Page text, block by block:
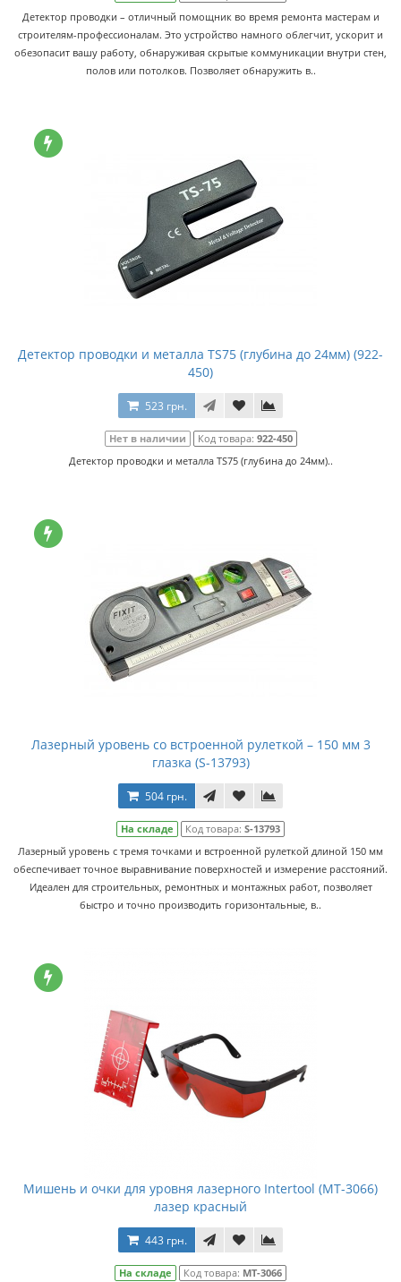
Детектор проводки – отличный помощник во время ремонта мастерам и
строителям-профессионалам. Это устройство намного облегчит, ускорит и
обезопасит вашу работу, обнаруживая скрытые коммуникации внутри стен,
полов или потолков. Позволяет обнаружить в..
Детектор проводки и металла TS75 (глубина до 24мм) (922-
450)
523 грн.
Нет в наличии Код товара: 922-450
Детектор проводки и металла TS75 (глубина до 24мм)..
Лазерный уровень со встроенной рулеткой – 150 мм 3
глазка (S-13793)
504 грн.
На складе Код товара: S-13793
Лазерный уровень с тремя точками и встроенной рулеткой длиной 150 мм
обеспечивает точное выравнивание поверхностей и измерение расстояний.
Идеален для строительных, ремонтных и монтажных работ, позволяет
быстро и точно производить горизонтальные, в..
Мишень и очки для уровня лазерного Intertool (MT-3066)
лазер красный
443 грн.
На складе Код товара: MT-3066